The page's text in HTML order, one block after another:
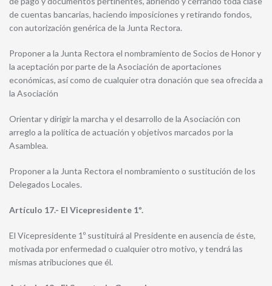
de cuentas bancarias, haciendo imposiciones y retirando fondos,
con autorización genérica de la Junta Rectora.
Proponer a la Junta Rectora el nombramiento de Socios de Honor y
la aceptación por parte de la Asociación de aportaciones
económicas, así como de cualquier otra donación que sea ofrecida a
la Asociación
Orientar y dirigir la marcha y el desarrollo de la Asociación con
arreglo a la política de actuación y objetivos marcados por la
Asamblea.
Proponer a la Junta Rectora el nombramiento o sustitución de los
Delegados Locales.
Artículo 17.- El Vicepresidente 1º.
El Vicepresidente 1º sustituirá al Presidente en ausencia de éste,
motivada por enfermedad o cualquier otro motivo, y tendrá las
mismas atribuciones que él.